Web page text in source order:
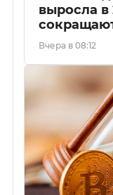
выросла
Вчера в 08:12